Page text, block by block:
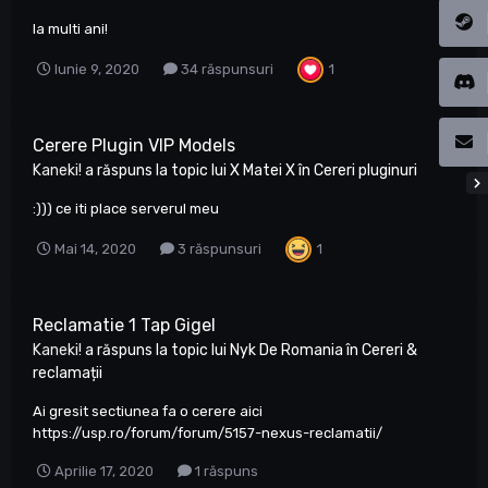
la multi ani!
Iunie 9, 2020 34 răspunsuri 1
Cerere Plugin VIP Models
Kaneki! a răspuns la topic lui X Matei Xîn Cereri pluginuri
:))) ce iti place serverul meu
Mai 14, 2020 3 răspunsuri 1
Reclamatie 1 Tap Gigel
Kaneki! a răspuns la topic lui Nyk De Romaniaîn Cereri &
reclamații
Ai gresit sectiunea fa o cerere aici
https://usp.ro/forum/forum/5157-nexus-reclamatii/
Aprilie 17, 2020 1 răspuns